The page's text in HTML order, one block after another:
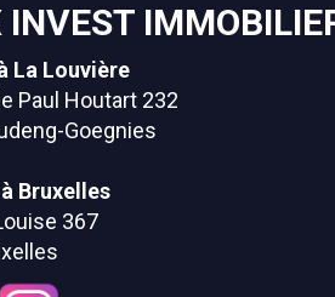
INVEST
La Louvière
Paul Houtart 232
Goegnies
Bruxelles
367